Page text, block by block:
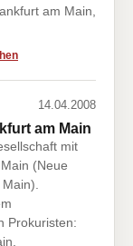
am Main,
14.04.2008
am Main
mit
(Neue
Prokuristen: